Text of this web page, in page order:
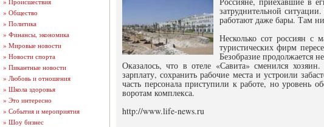
» Общество
» Политика
» Финансы, экономика
» Мировые новости
» Новости спорта
» Пикантные новости
» Любовь и отношения
» Школа здоровья
» Это интересно
» События и мероприятия
» Шоу бизнес
затруднительной
работают даже бары. Там
Несколько сот россиян с
туристических фирм
Безобразие продолжается
Оказалось, что в отеле «Савита» сменился
зарплату, сохранить рабочие места и устроили
часть персонала приступили к работе, но уровень
воротам комплекса.
http://www.life-news.ru